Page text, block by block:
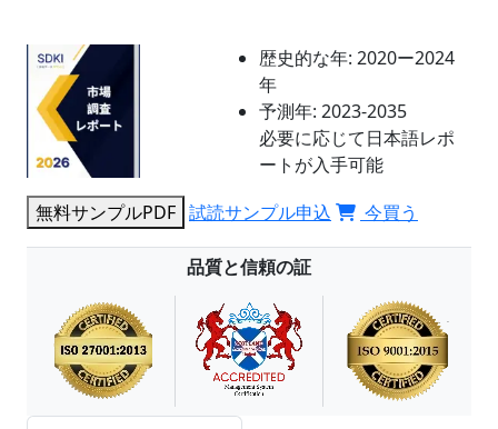
歴史的な年: 2020ー2024
年
予測年: 2023-2035
必要に応じて日本語レポ
ートが入手可能
無料サンプルPDF 試読サンプル申込 今買う
品質と信頼の証